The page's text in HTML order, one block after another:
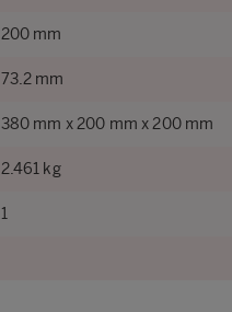
200 mm
73.2 mm
380 mm x 200 mm x 200 mm
2.461 kg
1